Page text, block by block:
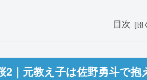
目次
2｜元教え子は佐野勇斗で